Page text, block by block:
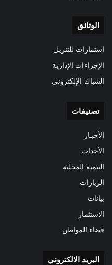
الوثائق
استمارات للتنزيل
الإجراءات الإدارية
الشباك الإلكتروني
تصنيفات
الأخبـار
الأحداث
التنمية المحلية
الزيارات
بيانات
الاستثمار
فضاء المواطن
البريد الالكتروني